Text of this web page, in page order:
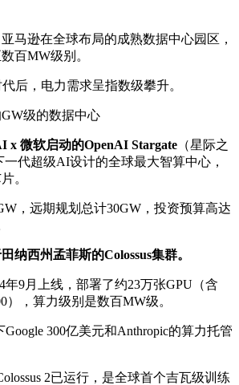
马逊在全球布局的成熟数据中心园区，
百MW级别。
后，电力需求呈指数级攀升。
级的数据中心
x 微软启动的OpenAI Stargate （星际之
一代超级AI设计的全球最大智算中心，
。
，远期规划总计30GW，投资预算高达
纳西州孟菲斯的Colossus集群。
年9月上线，部署了约23万张GPU（含
），算力级别是数百MW级。
Google 300亿美元和Anthropic的算力托管
2已运行，是全球首个吉瓦级训练